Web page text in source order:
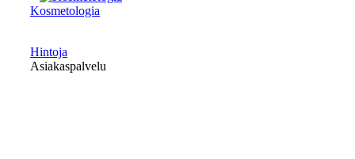
Kosmetologia
Hintoja
Asiakaspalvelu